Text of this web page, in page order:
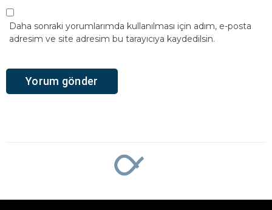
Daha sonraki yorumlarımda kullanılması için adım, e-posta
adresim ve site adresim bu tarayıcıya kaydedilsin.